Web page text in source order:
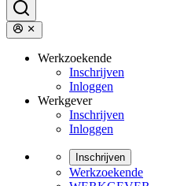
Werkzoekende
Inschrijven
Inloggen
Werkgever
Inschrijven
Inloggen
Inschrijven
Werkzoekende